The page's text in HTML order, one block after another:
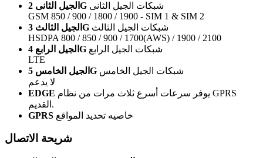
الجيل الثانى 2G شبكات الجيل الثانى
GSM 850 / 900 / 1800 / 1900 - SIM 1 & SIM 2
الجيل الثالث 3G شبكات الجيل الثالث
HSDPA 800 / 850 / 900 / 1700(AWS) / 1900 / 2100
الجيل الرابع 4G شبكات الجيل الرابع
LTE
الجيل الخامس 5G شبكات الجيل الخامس
لا يدعم
EDGE يوفر سرعات أسرع ثلاث مرات من نظام GPRS
القديم.
GPRS خاصيه تحديد المواقع
شريحة الاتصال